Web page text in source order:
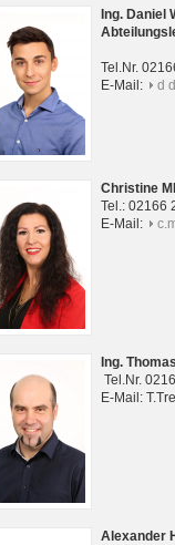
Ing. Daniel
Tel.Nr.
E-Mail:
d
Christine
Tel.: 02166
E-Mail:
Ing.
Tel.Nr.
E-Mail:
Alexander